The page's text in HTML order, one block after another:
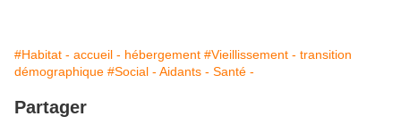
#Habitat - accueil - hébergement #Vieillissement - transition
démographique #Social - Aidants - Santé -
Partager